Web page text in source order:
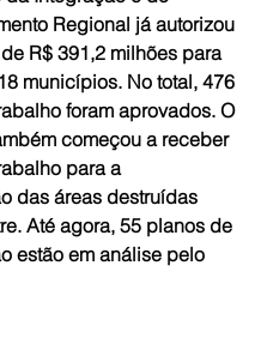
Regional já autorizou
R$ 391,2 milhões para
municípios. No total, 476
foram aprovados. O
começou a receber
para a
das áreas destruídas
Até agora, 55 planos de
estão em análise pelo